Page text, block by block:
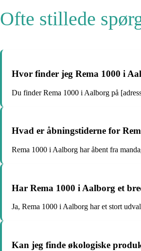
Ofte stillede
Hvor finder jeg Rema 1000 i
Du finder Rema 1000 i Aalborg på
Hvad er åbningstiderne for
Rema 1000 i Aalborg har åbent fra
Har Rema 1000 i Aalborg et
Ja, Rema 1000 i Aalborg har et stort
Kan jeg finde økologiske